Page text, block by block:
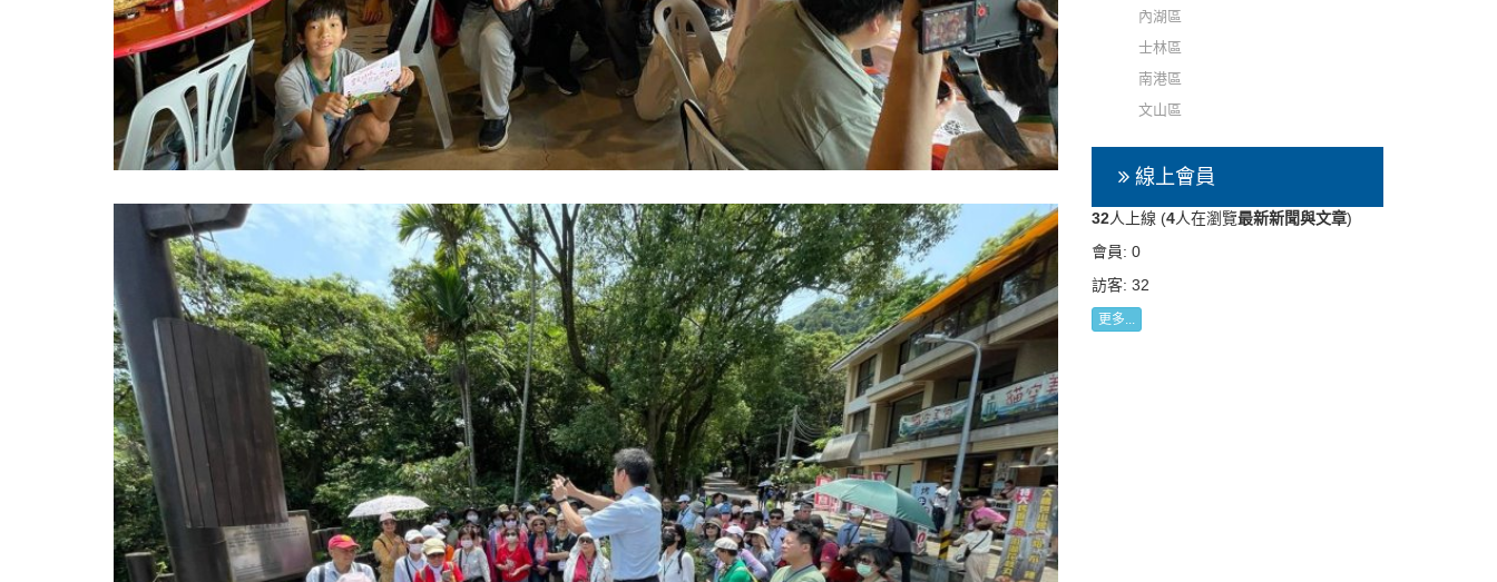
內湖區
士林區
南港區
文山區
線上會員
32人上線 (4人在瀏覽最新新聞與文章)
會員: 0
訪客: 32
更多...